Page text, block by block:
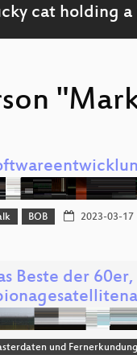
BOB 2023-03-17
Beste der
und Fernerkundung